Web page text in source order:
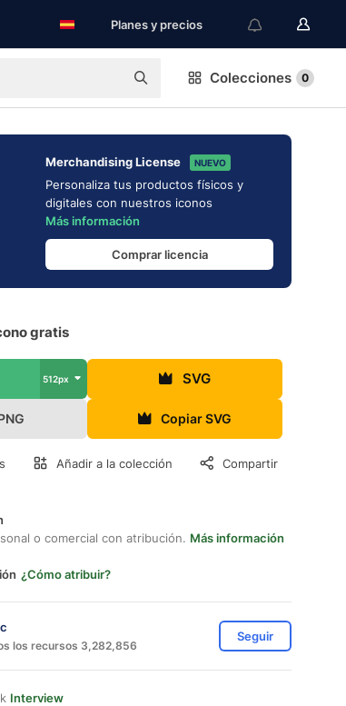
Planes y precios
Colecciones 0
Merchandising License NUEVO
Personaliza tus productos físicos y
digitales con nuestros iconos
Más información
Comprar licencia
gratis
512px SVG
Copiar SVG
Añadir a la colección Compartir
o comercial con atribución. Más información
¿Cómo atribuir?
los recursos 3,282,856
Seguir
Interview